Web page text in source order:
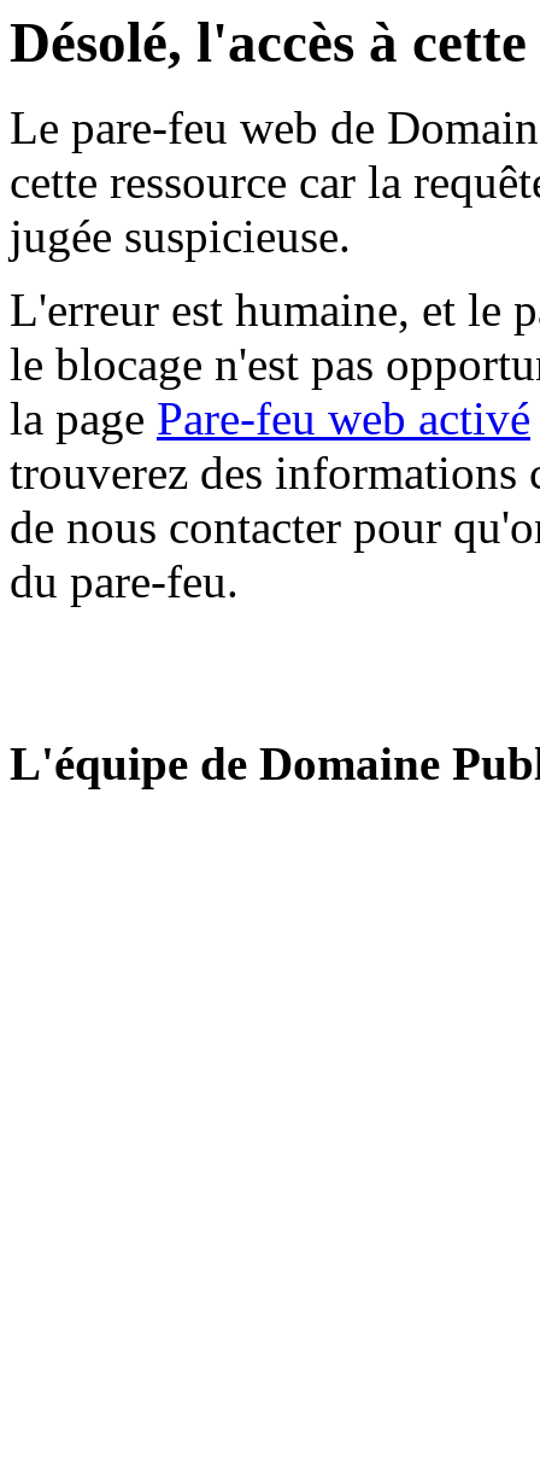
Désolé, l'accès à
Le pare-feu web de
cette ressource car la
jugée suspicieuse.
L'erreur est humaine, et le
le blocage n'est pas
la page Pare-feu web activé
trouverez des informations
de nous contacter pour
du pare-feu.
L'équipe de Domaine